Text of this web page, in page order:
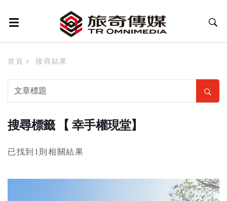
首頁 搜尋結果
搜尋標籤 【 幸手權現堂】
已找到1則相關結果